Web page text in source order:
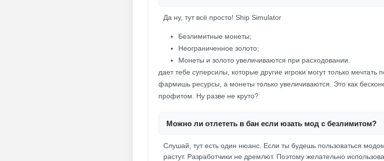
Да ну, тут всё просто! Ship Simulator
Безлимитные монеты;
Неограниченное золото;
Монеты и золото увеличиваются при расходовании.
дает тебе суперсилы, которые другие игроки могут только мечтать
фармишь ресурсы, а монеты только увеличиваются. Это как
профитом. Ну разве не круто?
Можно ли отлететь в бан если юзать мод с безлимитом?
Слушай, тут есть один нюанс. Если ты будешь пользоваться
растут. Разработчики не дремлют. Поэтому желательно